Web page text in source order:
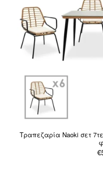
Τραπεζαρία Naoki σετ
€